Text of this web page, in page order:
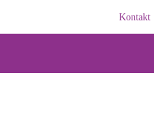
Kontakt